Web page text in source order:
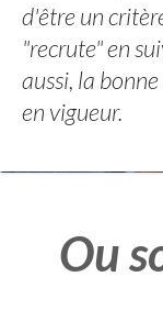
d'être un
"recrute" en
aussi, la
en vigueur.
Ou